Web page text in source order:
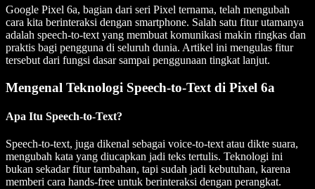
Google Pixel 6a, bagian dari seri Pixel ternama, telah mengubah
cara kita berinteraksi dengan smartphone. Salah satu fitur utamanya
adalah speech-to-text yang membuat komunikasi makin ringkas dan
praktis bagi pengguna di seluruh dunia. Artikel ini mengulas fitur
tersebut dari fungsi dasar sampai penggunaan tingkat lanjut.
Mengenal Teknologi Speech-to-Text di Pixel 6a
Apa Itu Speech-to-Text?
Speech-to-text, juga dikenal sebagai voice-to-text atau dikte suara,
mengubah kata yang diucapkan jadi teks tertulis. Teknologi ini
bukan sekadar fitur tambahan, tapi sudah jadi kebutuhan, karena
memberi cara hands-free untuk berinteraksi dengan perangkat.